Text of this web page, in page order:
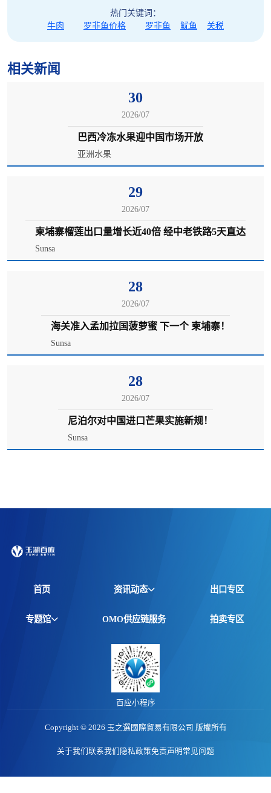
热门关键词：
牛肉
罗非鱼价格 罗非鱼 鱿鱼 关税
相关新闻
30
2026/07
巴西冷冻水果迎中国市场开放
亚洲水果
29
2026/07
柬埔寨榴莲出口量增长近40倍 经中老铁路5天直达
Sunsa
28
2026/07
海关准入孟加拉国菠萝蜜 下一个 柬埔寨！
Sunsa
28
2026/07
尼泊尔对中国进口芒果实施新规！
Sunsa
首页 资讯动态
全球资讯
价格行情
专题报告
出口专区
专题馆 OMO供应链服务 拍卖专区
百应小程序
Copyright © 2026 玉之選國際貿易有限公司 版權所有
关于我们联系我们 隐私政策免责声明 常见问题